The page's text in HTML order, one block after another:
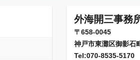
外海開三事務
〒658-0045
神戸市東灘区御影石
Tel:070-8535-5170